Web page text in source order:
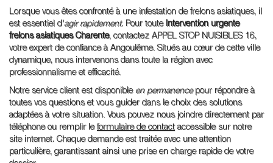
Lorsque vous êtes confronté à une infestation de frelons asiatiques, il
est essentiel d'agir rapidement. Pour toute Intervention urgente
frelons asiatiques Charente, contactez APPEL STOP NUISIBLES 16,
votre expert de confiance à Angoulême. Situés au cœur de cette ville
dynamique, nous intervenons dans toute la région avec
professionnalisme et efficacité.
Notre service client est disponible en permanencepour répondre à
toutes vos questions et vous guider dans le choix des solutions
adaptées à votre situation. Vous pouvez nous joindre directement par
téléphone ou remplir leformulaire de contactaccessible sur notre
site internet. Chaque demande est traitée avec une attention
particulière, garantissant ainsi une prise en charge rapide de votre